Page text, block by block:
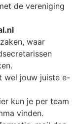
de vereniging
waar
wel jouw juiste e-
kun je per team
vinden.